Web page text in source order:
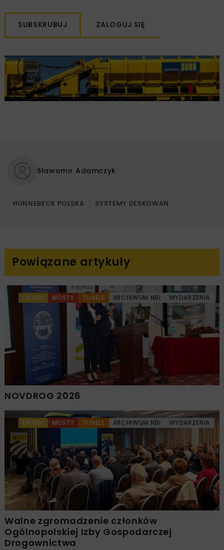
SUBSKRUBUJ ZALOGUJ SIĘ
Sławomir Adamczyk
HÜNNEBECK POLSKA SYSTEMY DESKOWAŃ
Powiązane artykuły
DROGI MOSTY TUNELE ARCHIWUM NBI WYDARZENIA
NOVDROG 2026
DROGI MOSTY TUNELE ARCHIWUM NBI WYDARZENIA
Walne zgromadzenie członków
Ogólnopolskiej Izby Gospodarczej
Drogownictwa